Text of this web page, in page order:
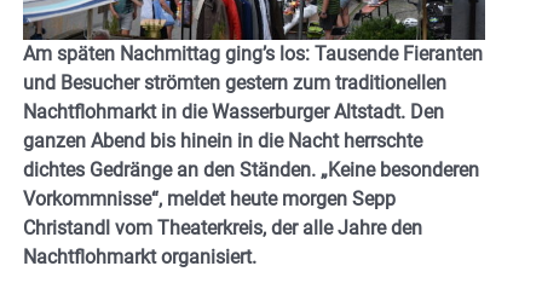
Am späten Nachmittag ging’s los: Tausende Fieranten
und Besucher strömten gestern zum traditionellen
Nachtflohmarkt in die Wasserburger Altstadt. Den
ganzen Abend bis hinein in die Nacht herrschte
dichtes Gedränge an den Ständen. „Keine besonderen
Vorkommnisse“, meldet heute morgen Sepp
Christandl vom Theaterkreis, der alle Jahre den
Nachtflohmarkt organisiert.